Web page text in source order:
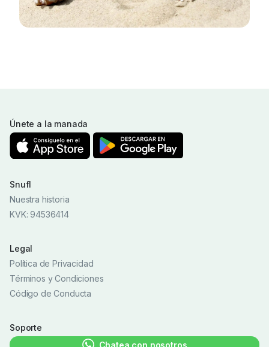
Únete a la manada
Snufl
Nuestra historia
KVK: 94536414
Legal
Política de Privacidad
Términos y Condiciones
Código de Conducta
Soporte